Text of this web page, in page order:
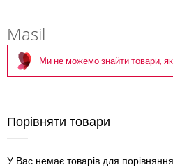
Masil
Ми не можемо знайти товари,
Порівняти товари
У Вас немає товарів для